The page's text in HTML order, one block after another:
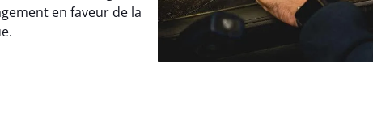
en faveur de la